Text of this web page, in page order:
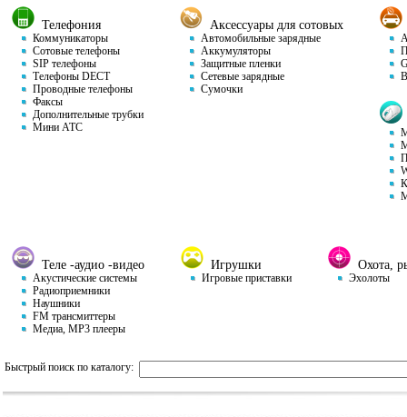
Телефония
Коммуникаторы
Сотовые телефоны
SIP телефоны
Телефоны DECT
Проводные телефоны
Факсы
Дополнительные трубки
Мини АТС
Аксессуары для сотовых
Автомобильные зарядные
Аккумуляторы
Защитные пленки
Сетевые зарядные
Сумочки
Теле -аудио -видео
Акустические системы
Радиоприемники
Наушники
FM трансмиттеры
Медиа, MP3 плееры
Игрушки
Игровые приставки
Охота,
Эхолоты
Быстрый поиск по каталогу: